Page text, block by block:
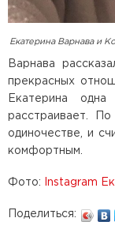
Екатерина Варнава и
Варнава
прекрасных
Екатерина
расстраивает.
одиночестве, и
комфортным.
Фото: Instagram
Поделиться: